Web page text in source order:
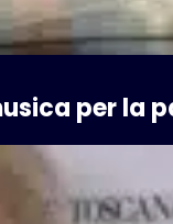
per la